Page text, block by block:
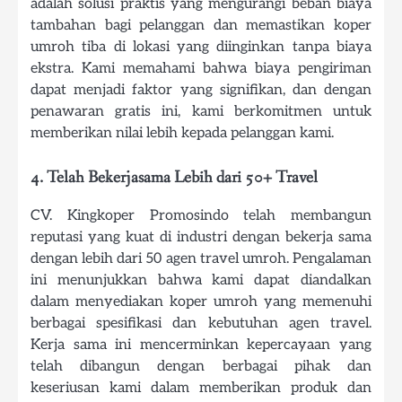
tambahan bagi pelanggan dan memastikan koper
umroh tiba di lokasi yang diinginkan tanpa biaya
ekstra. Kami memahami bahwa biaya pengiriman
dapat menjadi faktor yang signifikan, dan dengan
penawaran gratis ini, kami berkomitmen untuk
memberikan nilai lebih kepada pelanggan kami.
4. Telah Bekerjasama Lebih dari 50+ Travel
CV. Kingkoper Promosindo telah membangun
reputasi yang kuat di industri dengan bekerja sama
dengan lebih dari 50 agen travel umroh. Pengalaman
ini menunjukkan bahwa kami dapat diandalkan
dalam menyediakan koper umroh yang memenuhi
berbagai spesifikasi dan kebutuhan agen travel.
Kerja sama ini mencerminkan kepercayaan yang
telah dibangun dengan berbagai pihak dan
keseriusan kami dalam memberikan produk dan